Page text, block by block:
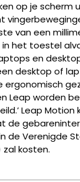
op je scherm
van een
in het toestel
en
desktop of
ergonomisch
Leap worden
Leap Motion
de
de Verenigde
kosten.